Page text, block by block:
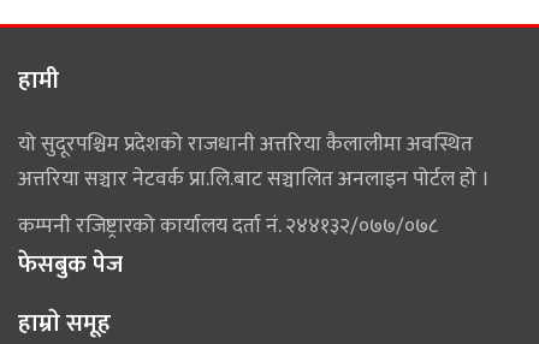
हामी
यो सुदूरपश्चिम प्रदेशको राजधानी अत्तरिया कैलालीमा अवस्थित
अत्तरिया सञ्चार नेटवर्क प्रा.लि.बाट सञ्चालित अनलाइन पोर्टल हो ।
कम्पनी रजिष्ट्रारको कार्यालय दर्ता नं. २४४१३२/०७७/०७८
फेसबुक पेज
हाम्राे समूह